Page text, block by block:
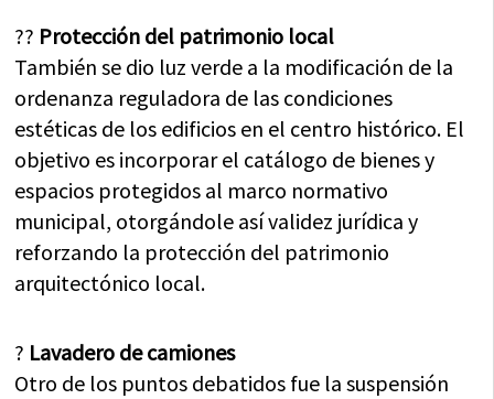
?? Protección del patrimonio local
También se dio luz verde a la modificación de la
ordenanza reguladora de las condiciones
estéticas de los edificios en el centro histórico. El
objetivo es incorporar el catálogo de bienes y
espacios protegidos al marco normativo
municipal, otorgándole así validez jurídica y
reforzando la protección del patrimonio
arquitectónico local.
? Lavadero de camiones
Otro de los puntos debatidos fue la suspensión